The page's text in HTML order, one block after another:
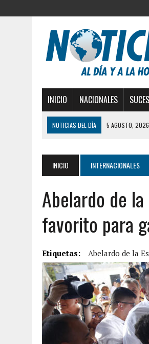
INICIO NACIONALES
NOTICIAS DEL DÍA 5 AGOSTO, 2026
3 AGOSTO, 2026 | YARACUY:
2 AGOSTO, 2026
AYUDABA A
2 AGOSTO, 2026 | COLAPSÓ TECHO
2 AGOSTO, 2026
FALCÓN: MUJER
6 AGOSTO, 2026 | BARINAS:
6 AGOSTO, 2026
CONMOCIÓN EN
5 AGOSTO, 2026 | PRESUNTO
INICIO INTERNACIONALES
Abelardo de
favorito para
Etiquetas: Abelardo de la